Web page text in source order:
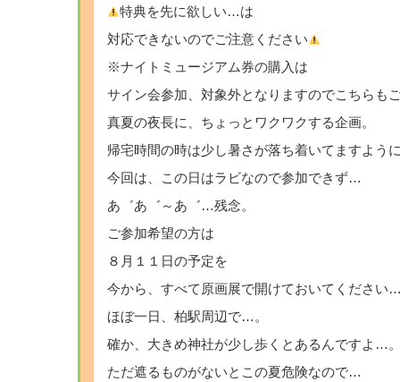
特典を先に欲しい…は
対応できないのでご注意ください
※ナイトミュージアム券の購入は
サイン会参加、対象外となりますのでこちらも
真夏の夜長に、ちょっとワクワクする企画。
帰宅時間の時は少し暑さが落ち着いてますよう
今回は、この日はラビなので参加できず…
あ゛あ゛～あ゛…残念。
ご参加希望の方は
８月１１日の予定を
今から、すべて原画展で開けておいてください
ほぼ一日、柏駅周辺で…。
確か、大きめ神社が少し歩くとあるんですよ…
ただ遮るものがないとこの夏危険なので…